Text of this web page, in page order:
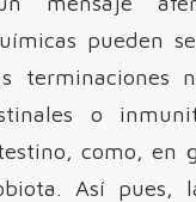
pueden
terminaciones
o
como, en
Así pues,